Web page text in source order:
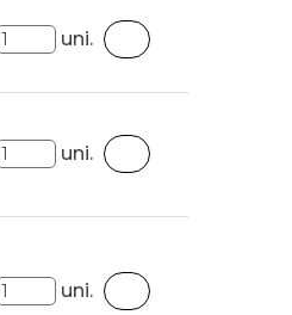
uni.
uni.
uni.